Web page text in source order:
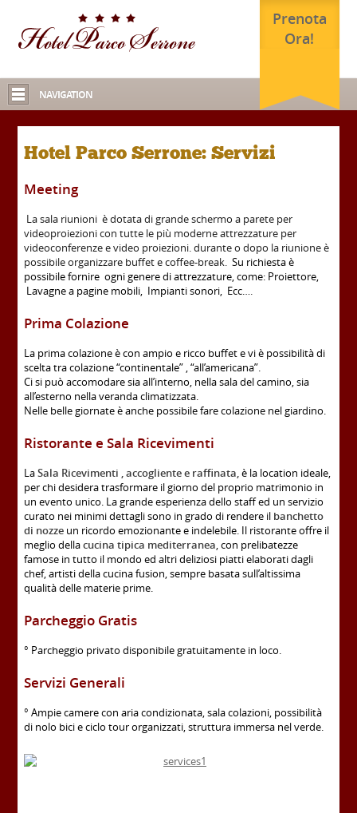
Prenota
Ora!
NAVIGATION
Hotel Parco Serrone: Servizi
Meeting
La sala riunioni è dotata di grande schermo a parete per
videoproiezioni con tutte le più moderne attrezzature per
videoconferenze e video proiezioni. durante o dopo la riunione è
possibile organizzare buffet e coffee-break.Su richiesta è
possibile fornire ogni genere di attrezzature, come: Proiettore,
Lavagne a pagine mobili, Impianti sonori, Ecc….
Prima Colazione
La prima colazione è con ampio e ricco buffet e vi è possibilità di
scelta tra colazione “continentale” , “all’americana”.
Ci si può accomodare sia all’interno, nella sala del camino, sia
all’esterno nella veranda climatizzata.
Nelle belle giornate è anche possibile fare colazione nel giardino.
Ristorante e Sala Ricevimenti
LaSala Ricevimenti ,accogliente e raffinata,è la location ideale,
per chi desidera trasformare il giorno del proprio matrimonio in
un evento unico. La grande esperienza dello staff ed un servizio
curato nei minimi dettagli sono in grado di rendere il banchetto
di nozze un ricordo emozionante e indelebile. Il ristorante offre il
meglio dellacucina tipica mediterranea, con prelibatezze
famose in tutto il mondo ed altri deliziosi piatti elaborati dagli
chef, artisti della cucina fusion, sempre basata sull’altissima
qualità delle materie prime.
Parcheggio Gratis
° Parcheggio privato disponibile gratuitamente in loco.
Servizi Generali
° Ampie camere con aria condizionata, sala colazioni, possibilità
di nolo bici e ciclo tour organizzati, struttura immersa nel verde.